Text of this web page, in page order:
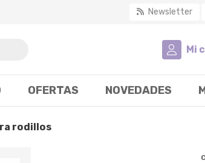
Newsletter
Mi
OFERTAS NOVEDADES
rodillos